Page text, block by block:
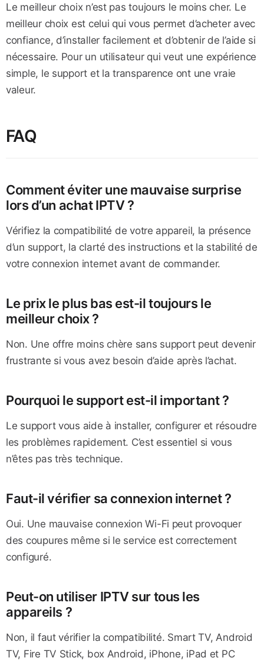
Le meilleur choix n’est pas toujours le moins cher. Le
meilleur choix est celui qui vous permet d’acheter avec
confiance, d’installer facilement et d’obtenir de l’aide si
nécessaire. Pour un utilisateur qui veut une expérience
simple, le support et la transparence ont une vraie
valeur.
FAQ
Comment éviter une mauvaise surprise
lors d’un achat IPTV ?
Vérifiez la compatibilité de votre appareil, la présence
d’un support, la clarté des instructions et la stabilité de
votre connexion internet avant de commander.
Le prix le plus bas est-il toujours le
meilleur choix ?
Non. Une offre moins chère sans support peut devenir
frustrante si vous avez besoin d’aide après l’achat.
Pourquoi le support est-il important ?
Le support vous aide à installer, configurer et résoudre
les problèmes rapidement. C’est essentiel si vous
n’êtes pas très technique.
Faut-il vérifier sa connexion internet ?
Oui. Une mauvaise connexion Wi-Fi peut provoquer
des coupures même si le service est correctement
configuré.
Peut-on utiliser IPTV sur tous les
appareils ?
Non, il faut vérifier la compatibilité. Smart TV, Android
TV, Fire TV Stick, box Android, iPhone, iPad et PC